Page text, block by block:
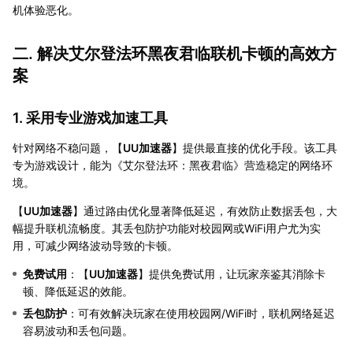
机体验恶化。
二. 解决艾尔登法环黑夜君临联机卡顿的高效方
案
1. 采用专业游戏加速工具
针对网络不稳问题，【UU加速器】提供最直接的优化手段。该工具
专为游戏设计，能为《艾尔登法环：黑夜君临》营造稳定的网络环
境。
【UU加速器】通过路由优化显著降低延迟，有效防止数据丢包，大
幅提升联机流畅度。其丢包防护功能对校园网或WiFi用户尤为实
用，可减少网络波动导致的卡顿。
免费试用 ：【UU加速器】提供免费试用，让玩家亲鉴其消除卡
顿、降低延迟的效能。
丢包防护 ：可有效解决玩家在使用校园网/WiFi时，联机网络延迟
容易波动和丢包问题。